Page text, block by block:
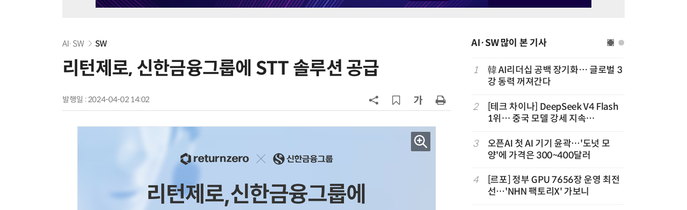
AI·SW SW
리턴제로, 신한금융그룹에 STT 솔루션 공급
발행일 : 2024-04-02 14:02
AI·SW 많이 본 기사
6
앤트로픽·오픈AI 이어 메타도…AI
'모두의 AI' 컨소시엄 영입 경쟁 불붙
오픈AI, 챗GPT 무료도 최신 모델 무
한 지원…'아스트라' 출시 연기
로”…포항TP, 한·중 '피지컬 AI' 글
로벌 협력 속도
1
韓 AI리더십 공백 장기화… 글로벌 3
강 동력 꺼져간다
2
[테크 차이나] DeepSeek V4 Flash
1위… 중국 모델 강세 지속
순위)
3
오픈AI 첫 AI 기기 윤곽…'도넛 모
양'에 가격은 300~400달러
4
[르포] 정부 GPU 7656장 운영 최전
선…'NHN 팩토리X' 가보니